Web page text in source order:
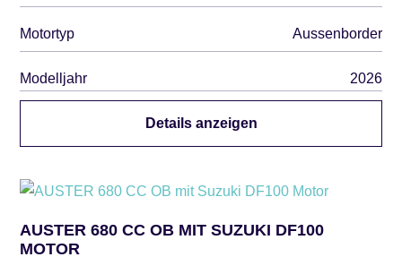
Motortyp Aussenborder
Modelljahr 2026
Details anzeigen
AUSTER 680 CC OB MIT SUZUKI DF100
MOTOR